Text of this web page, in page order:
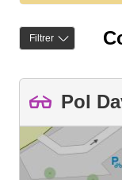
Filtrer
Pol